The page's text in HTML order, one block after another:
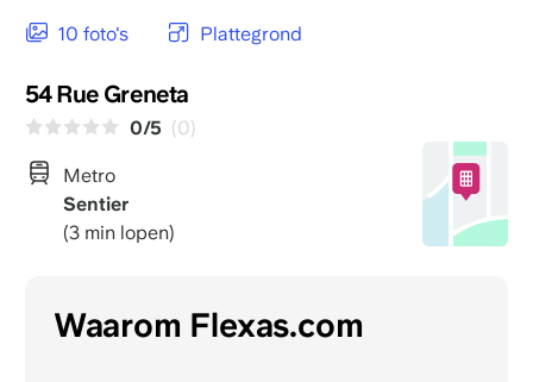
10 foto's Plattegrond
54 Rue Greneta
0/5 (0)
Metro
Sentier
(3 min lopen)
Waarom Flexas.com